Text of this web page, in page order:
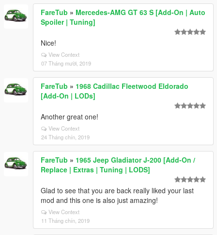
FareTub » Mercedes‑AMG GT 63 S [Add-On | Auto
Spoiler | Tuning]
Nice!
View Context
07 Tháng mười, 2019
FareTub » 1968 Cadillac Fleetwood Eldorado
[Add-On | LODs]
Another great one!
View Context
24 Tháng chín, 2019
FareTub » 1965 Jeep Gladiator J-200 [Add-On /
Replace | Extras | Tuning | LODS]
Glad to see that you are back really liked your last
mod and this one is also just amazing!
View Context
11 Tháng chín, 2019